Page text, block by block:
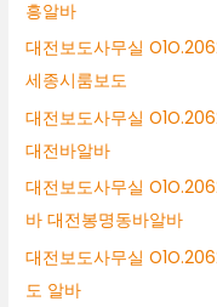
흥알바
대전보도사무실
세종시룸보도
대전보도사무실
대전바알바
대전보도사무실
바 대전봉명동바알바
대전보도사무실
도 알바